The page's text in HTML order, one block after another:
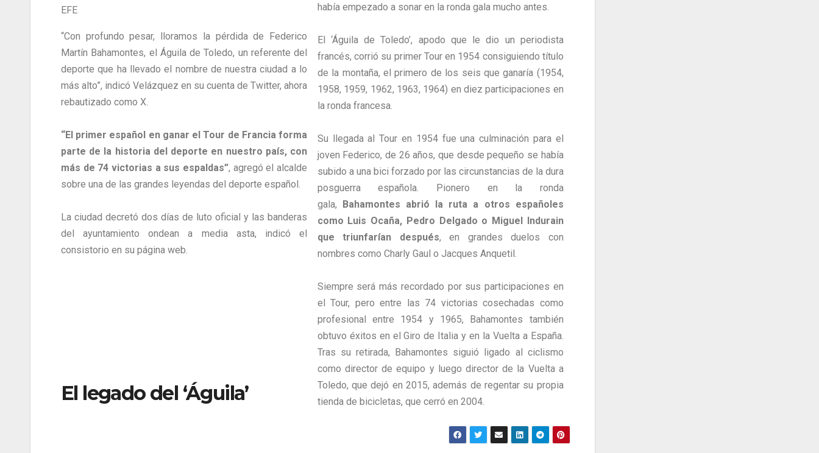
EFE
“Con profundo pesar, lloramos la pérdida de Federico
Martín Bahamontes, el Águila de Toledo, un referente del
deporte que ha llevado el nombre de nuestra ciudad a lo
más alto”, indicó Velázquez en su cuenta de Twitter, ahora
rebautizado como X.
“El primer español en ganar el Tour de Francia forma
parte de la historia del deporte en nuestro país, con
más de 74 victorias a sus espaldas”, agregó el alcalde
sobre una de las grandes leyendas del deporte español.
La ciudad decretó dos días de luto oficial y las banderas
del ayuntamiento ondean a media asta, indicó el
consistorio en su página web.
El legado del ‘Águila’
había empezado a sonar en la ronda gala mucho antes.
El ‘Águila de Toledo’, apodo que le dio un periodista
francés, corrió su primer Tour en 1954 consiguiendo título
de la montaña, el primero de los seis que ganaría (1954,
1958, 1959, 1962, 1963, 1964) en diez participaciones en
la ronda francesa.
Su llegada al Tour en 1954 fue una culminación para el
joven Federico, de 26 años, que desde pequeño se había
subido a una bici forzado por las circunstancias de la dura
posguerra española. Pionero en la ronda
gala,
Bahamontes abrió la ruta a otros españoles
como Luis Ocaña, Pedro Delgado o Miguel Indurain
que triunfarían después, en grandes duelos con
nombres como Charly Gaul o Jacques Anquetil.
Siempre será más recordado por sus participaciones en
el Tour, pero entre las 74 victorias cosechadas como
profesional entre 1954 y 1965, Bahamontes también
obtuvo éxitos en el Giro de Italia y en la Vuelta a España.
Tras su retirada, Bahamontes siguió ligado al ciclismo
como director de equipo y luego director de la Vuelta a
Toledo, que dejó en 2015, además de regentar su propia
tienda de bicicletas, que cerró en 2004.